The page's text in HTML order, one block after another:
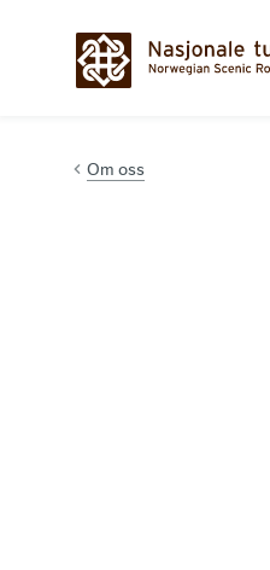
Hopp til innhold
Om oss